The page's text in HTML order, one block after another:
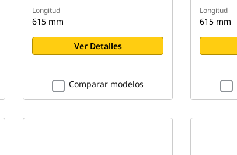
Longitud
615 mm
Ver Detalles
Comparar modelos
Longitud
615 mm